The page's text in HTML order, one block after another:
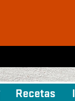
Recetas